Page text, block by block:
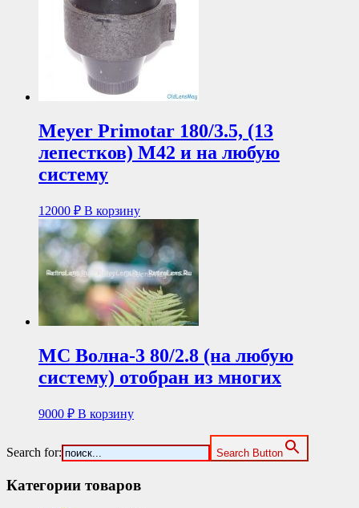
Meyer Primotar 180/3.5, (13
лепестков) М42 и на любую
систему
12000 ₽ В корзину
МС Волна-3 80/2.8 (на любую
систему) отобран из многих
9000 ₽ В корзину
Search for: Search Button
Категории товаров